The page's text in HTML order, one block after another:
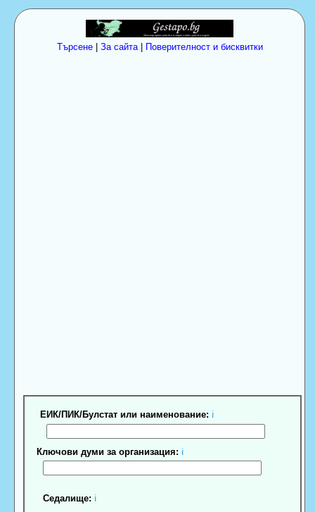
Търсене| За сайта| Поверителност и бисквитки
ЕИК/ПИК/Булстат или наименование: ℹ
Ключови думи за организация: ℹ
Седалище: ℹ